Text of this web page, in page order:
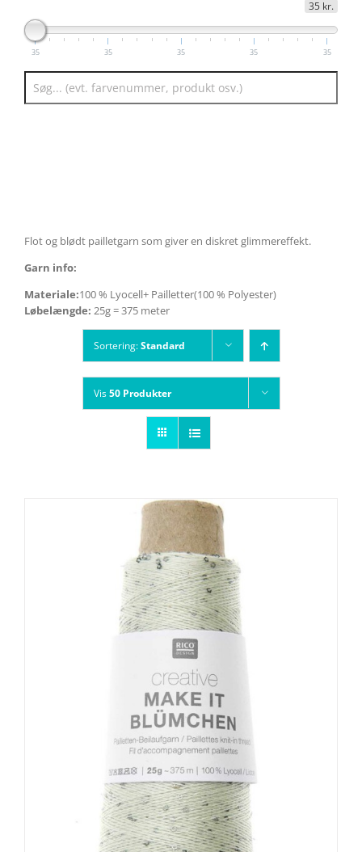
Flot og blødt pailletgarn som giver en diskret glimmereffekt.
Garn info:
Materiale:100 % Lyocell+ Pailletter(100 % Polyester)
Løbelængde: 25g = 375 meter
Sortering:Standard
Vis50 Produkter
35 kr.
35 35 35 35 35